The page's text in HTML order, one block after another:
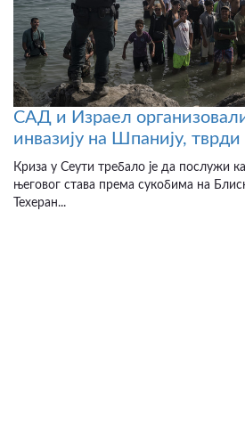
САД и Израел
инвазију на Шпанију,
Криза у Сеути требало је да послужи
његовог става према сукобима на
Техеран...